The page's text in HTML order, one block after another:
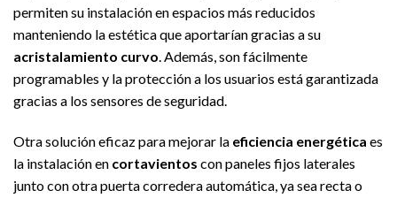
permiten su instalación en espacios más reducidos
manteniendo la estética que aportarían gracias a su
acristalamiento curvo. Además, son fácilmente
programables y la protección a los usuarios está garantizada
gracias a los sensores de seguridad.
Otra solución eficaz para mejorar la eficiencia energética es
la instalación en cortavientos con paneles fijos laterales
junto con otra puerta corredera automática, ya sea recta o